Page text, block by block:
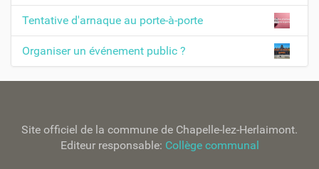
Tentative d'arnaque au porte-à-porte
Organiser un événement public ?
Site officiel de la commune de Chapelle-lez-Herlaimont.
Editeur responsable: Collège communal